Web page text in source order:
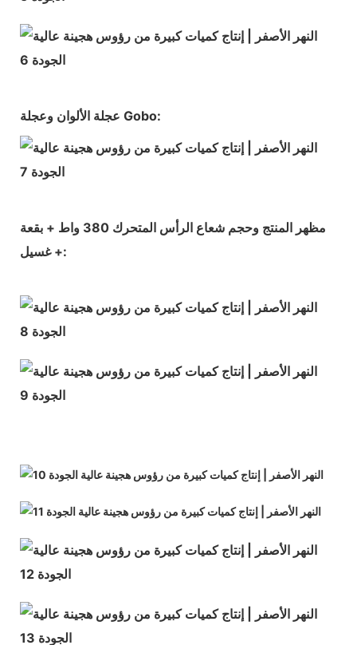
عجلة الألوان وعجلة Gobo:
مظهر المنتج وحجم شعاع الرأس المتحرك 380 واط + بقعة
+ غسيل: